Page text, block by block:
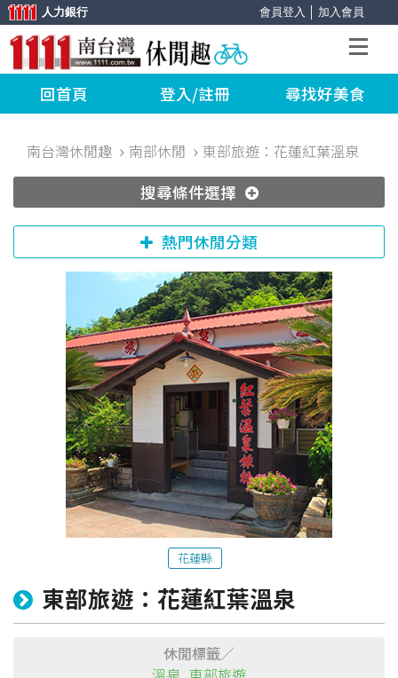
會員登入 加入會員
人力銀行
回首頁 登入/註冊 尋找好美食
南台灣休閒趣 南部休閒 東部旅遊：花蓮紅葉溫泉
搜尋條件選擇
熱門休閒分類
花蓮縣
東部旅遊：花蓮紅葉溫泉
休閒標籤／